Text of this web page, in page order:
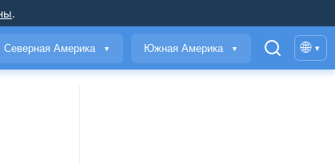
.
Северная Америка ▼ Южная Америка ▼ 🌐 ▾